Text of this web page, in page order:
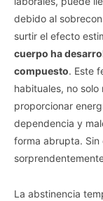
debido al
surtir el efecto
cuerpo ha
compuesto. Este
habituales, no
proporcionar
dependencia y
forma abrupta. Sin
La abstinencia